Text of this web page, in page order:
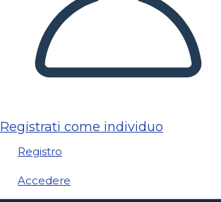
Registrati come individuo
Registro
Accedere